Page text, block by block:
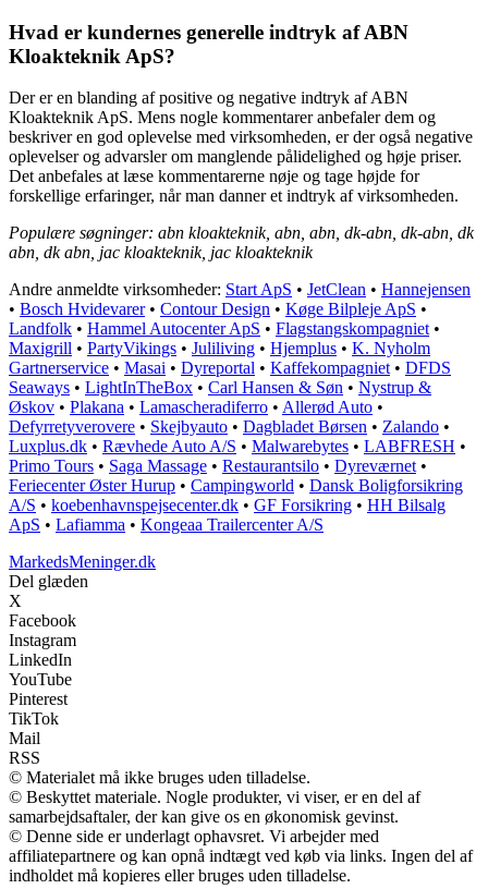
Hvad er kundernes generelle indtryk af ABN
Kloakteknik ApS?
Der er en blanding af positive og negative indtryk af ABN
Kloakteknik ApS. Mens nogle kommentarer anbefaler dem og
beskriver en god oplevelse med virksomheden, er der også negative
oplevelser og advarsler om manglende pålidelighed og høje priser.
Det anbefales at læse kommentarerne nøje og tage højde for
forskellige erfaringer, når man danner et indtryk af virksomheden.
Populære søgninger: abn kloakteknik, abn, abn, dk-abn, dk-abn, dk
abn, dk abn, jac kloakteknik, jac kloakteknik
Andre anmeldte virksomheder: Start ApS • JetClean • Hannejensen
• Bosch Hvidevarer• Contour Design • Køge Bilpleje ApS •
Landfolk • Hammel Autocenter ApS • Flagstangskompagniet•
Maxigrill • PartyVikings • Juliliving • Hjemplus • K. Nyholm
Gartnerservice • Masai • Dyreportal • Kaffekompagniet• DFDS
Seaways • LightInTheBox • Carl Hansen & Søn • Nystrup &
Øskov • Plakana • Lamascheradiferro • Allerød Auto •
Defyrretyverovere • Skejbyauto • Dagbladet Børsen • Zalando •
Luxplus.dk • Rævhede Auto A/S • Malwarebytes • LABFRESH •
Primo Tours • Saga Massage • Restaurantsilo • Dyreværnet•
Feriecenter Øster Hurup • Campingworld • Dansk Boligforsikring
A/S • koebenhavnspejsecenter.dk • GF Forsikring • HH Bilsalg
ApS • Lafiamma • Kongeaa Trailercenter A/S
MarkedsMeninger.dk
Del glæden
X
Facebook
Instagram
LinkedIn
YouTube
Pinterest
TikTok
Mail
RSS
© Materialet må ikke bruges uden tilladelse.
© Beskyttet materiale. Nogle produkter, vi viser, er en del af
samarbejdsaftaler, der kan give os en økonomisk gevinst.
© Denne side er underlagt ophavsret. Vi arbejder med
affiliatepartnere og kan opnå indtægt ved køb via links. Ingen del af
indholdet må kopieres eller bruges uden tilladelse.